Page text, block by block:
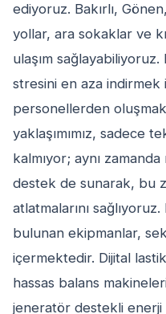
ediyoruz. Bakırlı,
yollar, ara sokaklar ve
ulaşım
stresini en aza
personellerden
yaklaşımımız, sadece
kalmıyor; aynı
destek de sunarak, bu
atlatmalarını
bulunan ekipmanlar,
içermektedir. Dijital
hassas balans
jeneratör destekli